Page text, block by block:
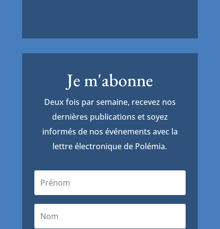
Je m'abonne
Deux fois par semaine, recevez nos
dernières publications et soyez
informés de nos événements avec la
lettre électronique de Polémia.